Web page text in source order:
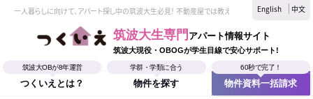
一人暮らしに向けて、アパート探し中の筑波大生必見！ 不動産屋では教えてくれない、筑波大生なら
English 中文
筑波大生専門 アパート情報サイト
筑波大現役・OBOGが学生目線で安心サポート!
筑波大OBが8年運営
つくいえとは？
学群・学類に合う
物件を探す
60秒で完了！
物件資料一括請求